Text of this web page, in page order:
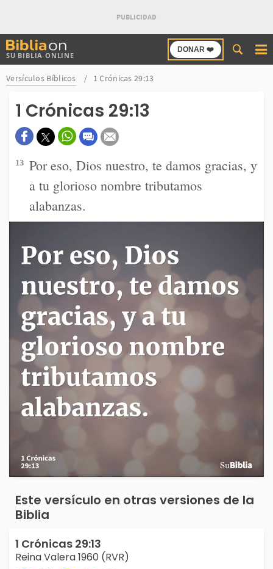
SU BIBLIA ONLINE
DONAR ❤️
Buscar
en
Bibliaon
Versículos Bíblicos 1 Crónicas 29:13
1 Crónicas 29:13
13 Por eso, Dios nuestro, te damos gracias, y
a tu glorioso nombre tributamos
alabanzas.
Este versículo en otras versiones de la
Biblia
1 Crónicas 29:13
Reina Valera 1960 (RVR)